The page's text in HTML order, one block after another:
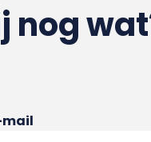
nog
mail